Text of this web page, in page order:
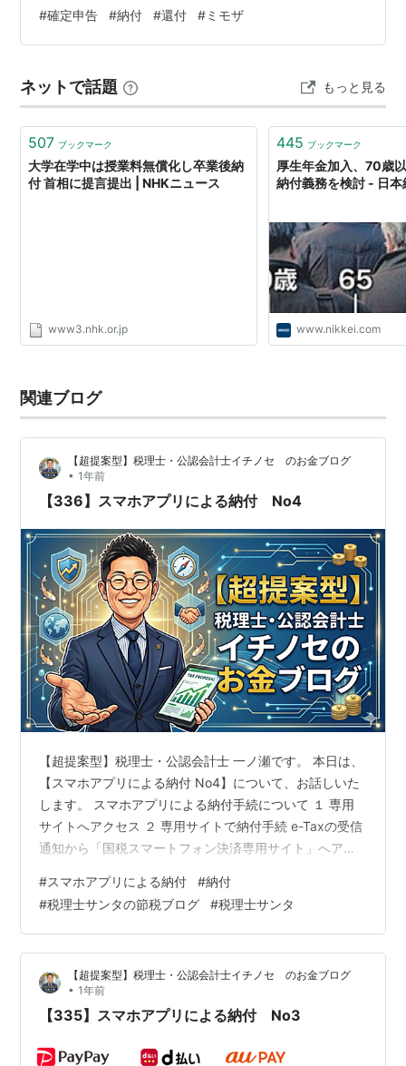
もならない。だから機械相手は困る。しょーがないの
で、今度はサイトの指示に従って画面で入力。最初っか
作成終了⇒送信⇒支払い方法を選択。ネットバンキング
やクレジットカード、PAYPAY支払いまである。納付は便
利だねえ。あっという間に納税完了。納付と違…
#確定申告 #納付 #還付 #ミモザ
ネットで話題 もっと見る
507 ブックマーク
大学在学中は授業料無償化し卒業後納
付 首相に提言提出 | NHKニュース
www3.nhk.or.jp
445 ブックマーク
厚生年金加入、70歳
納付義務を検討 - 日
www.nikkei.com
関連ブログ
【超提案型】税理士・公認会計士イチノセ のお金ブログ
• 1年前
【336】スマホアプリによる納付 No4
【超提案型】税理士・公認会計士 一ノ瀬です。 本日は、
【スマホアプリによる納付 No4】について、お話しいた
します。 スマホアプリによる納付手続について １ 専用
サイトへアクセス ２ 専用サイトで納付手続 e-Taxの受信
通知から「国税スマートフォン決済専用サイト」へアク
申告し、引き続きe-Taxの受信通知から「国税スマートフ
ォン決済専用サイト」へアクセスした際に、申告した税
額の一部をスマホアプリ納付で納付することはできる？
【スマホアプリ納付】の納付手続内容は、後日確認する
ことはできません。 納付手続完了メールとは？ 所得税や
#スマホアプリによる納付 #納付
#税理士サンタの節税ブログ #税理士サンタ
【超提案型】税理士・公認会計士イチノセ のお金ブログ
• 1年前
【335】スマホアプリによる納付 No3